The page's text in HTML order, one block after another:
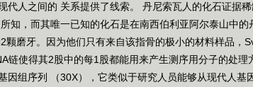
人之间的 关系提供了线索。 丹尼索瓦人的化石证据
知，而其唯一已知的化石是在南西伯利亚阿尔泰山中
颗磨牙。因为他们只有来自该指骨的极小的材料样品，
链使得其2股中的每1股都能用来产生测序用分子的处
因组序列 （30X），它类似于研究人员能够从现代人基